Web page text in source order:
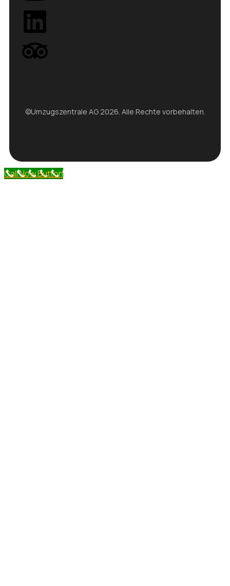
©Umzugszentrale AG 2026. Alle Rechte vorbehalten.
Call Now Button